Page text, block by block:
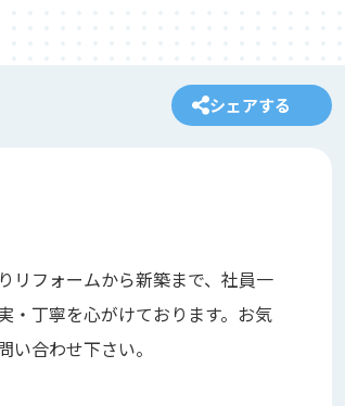
シェアする
リフォームから新築まで、社員一
・丁寧を心がけております。お気
い合わせ下さい。